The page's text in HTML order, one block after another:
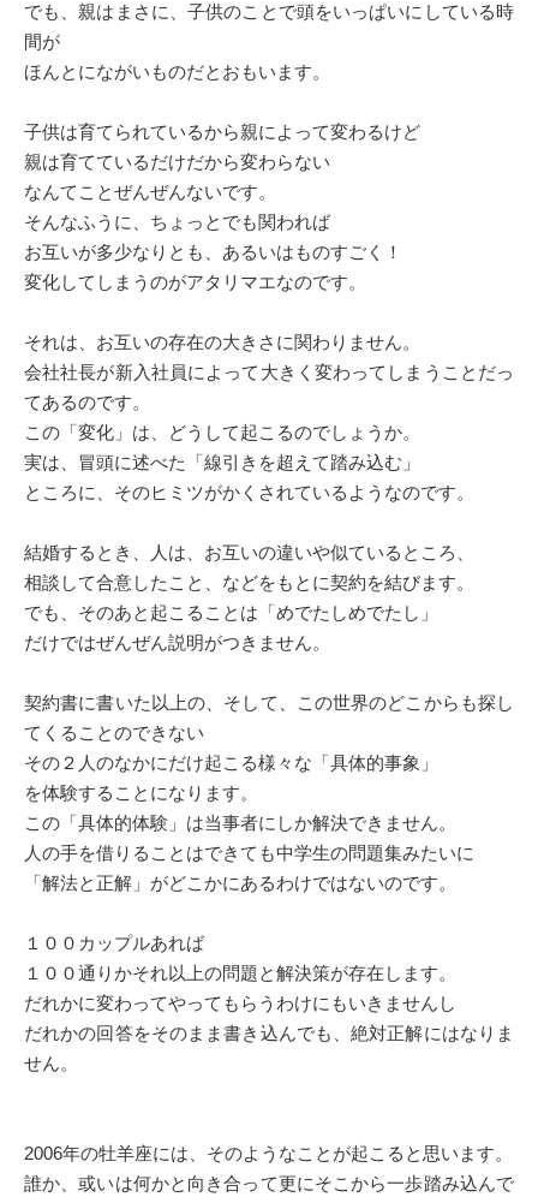
でも、親はまさに、子供のことで頭をいっぱいにしている時
間が
ほんとにながいものだとおもいます。
子供は育てられているから親によって変わるけど
親は育てているだけだから変わらない
なんてことぜんぜんないです。
そんなふうに、ちょっとでも関われば
お互いが多少なりとも、あるいはものすごく！
変化してしまうのがアタリマエなのです。
それは、お互いの存在の大きさに関わりません。
会社社長が新入社員によって大きく変わってしまうことだっ
てあるのです。
この「変化」は、どうして起こるのでしょうか。
実は、冒頭に述べた「線引きを超えて踏み込む」
ところに、そのヒミツがかくされているようなのです。
結婚するとき、人は、お互いの違いや似ているところ、
相談して合意したこと、などをもとに契約を結びます。
でも、そのあと起こることは「めでたしめでたし」
だけではぜんぜん説明がつきません。
契約書に書いた以上の、そして、この世界のどこからも探し
てくることのできない
その２人のなかにだけ起こる様々な「具体的事象」
を体験することになります。
この「具体的体験」は当事者にしか解決できません。
人の手を借りることはできても中学生の問題集みたいに
「解法と正解」がどこかにあるわけではないのです。
１００カップルあれば
１００通りかそれ以上の問題と解決策が存在します。
だれかに変わってやってもらうわけにもいきませんし
だれかの回答をそのまま書き込んでも、絶対正解にはなりま
せん。
2006年の牡羊座には、そのようなことが起こると思います。
誰か、或いは何かと向き合って更にそこから一歩踏み込んで